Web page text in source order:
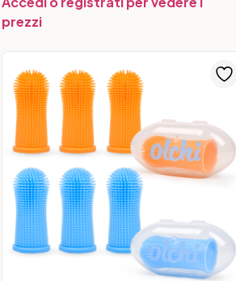
prezzi